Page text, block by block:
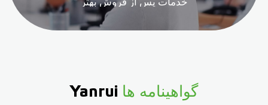
Yanrui گواهینامه ها